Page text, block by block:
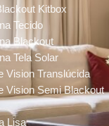
Kitbox
Tecido
Blackout
Tela Solar
Vision Translúcida
Vision Semi Blackout
Lisa